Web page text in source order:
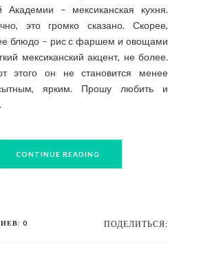
Академии – мексиканская кухня.
это громко сказано. Скорее,
блюдо – рис с фаршем и овощами
мексиканский акцент, не более.
этого он не становится менее
ярким. Прошу любить и
CONTINUE READING
0 ПОДЕЛИТЬСЯ: